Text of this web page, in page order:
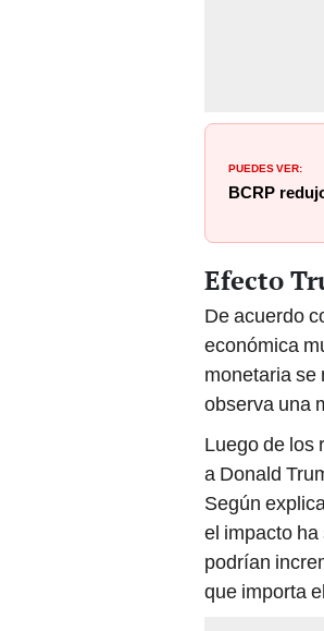
PUEDES VER:
BCRP
Efecto
De acuerdo
económica
monetaria se
observa una
Luego de los
a Donald
Según
el impacto
podrían
que importa